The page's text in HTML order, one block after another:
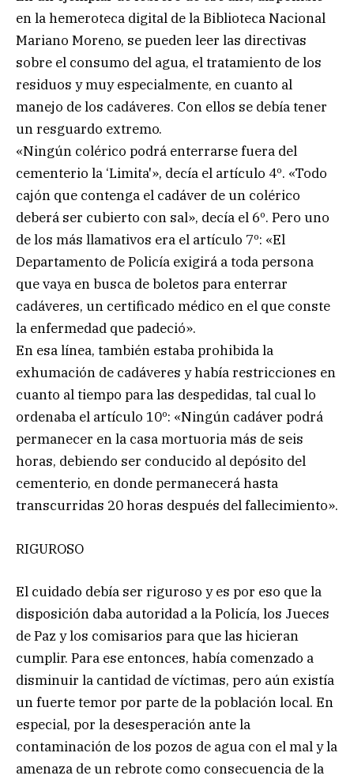
en la hemeroteca digital de la Biblioteca Nacional
Mariano Moreno, se pueden leer las directivas
sobre el consumo del agua, el tratamiento de los
residuos y muy especialmente, en cuanto al
manejo de los cadáveres. Con ellos se debía tener
un resguardo extremo.
«Ningún colérico podrá enterrarse fuera del
cementerio la ‘Limita'», decía el artículo 4º. «Todo
cajón que contenga el cadáver de un colérico
deberá ser cubierto con sal», decía el 6º. Pero uno
de los más llamativos era el artículo 7º: «El
Departamento de Policía exigirá a toda persona
que vaya en busca de boletos para enterrar
cadáveres, un certificado médico en el que conste
la enfermedad que padeció».
En esa línea, también estaba prohibida la
exhumación de cadáveres y había restricciones en
cuanto al tiempo para las despedidas, tal cual lo
ordenaba el artículo 10º: «Ningún cadáver podrá
permanecer en la casa mortuoria más de seis
horas, debiendo ser conducido al depósito del
cementerio, en donde permanecerá hasta
transcurridas 20 horas después del fallecimiento».
RIGUROSO
El cuidado debía ser riguroso y es por eso que la
disposición daba autoridad a la Policía, los Jueces
de Paz y los comisarios para que las hicieran
cumplir. Para ese entonces, había comenzado a
disminuir la cantidad de víctimas, pero aún existía
un fuerte temor por parte de la población local. En
especial, por la desesperación ante la
contaminación de los pozos de agua con el mal y la
amenaza de un rebrote como consecuencia de la